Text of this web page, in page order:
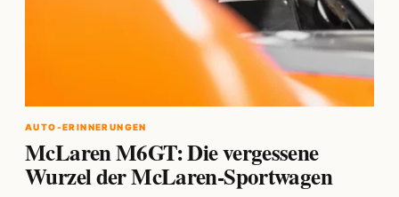
AUTO-ERINNERUNGEN
McLaren M6GT: Die vergessene
Wurzel der McLaren-Sportwagen